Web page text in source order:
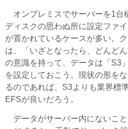
オンプレミスでサーバーを1台
ディスクの思わぬ所に設定ファ
が置かれているケースが多い。
は、「いざとなったら、どんど
の意識を持って、データは「S3
を設定しておこう。現状の形を
るのであれば、S3よりも業界標
EFSが良いだろう。
データがサーバー内にないこ